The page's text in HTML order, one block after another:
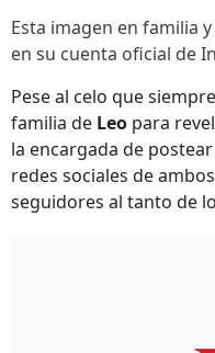
Esta imagen en familia
en su cuenta oficial de
Pese al celo que
familia de Leo para
la encargada de
redes sociales de
seguidores al tanto de